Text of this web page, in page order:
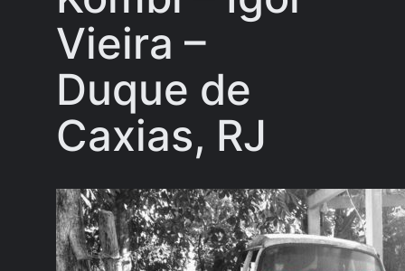
Vieira –
Duque de
Caxias, RJ